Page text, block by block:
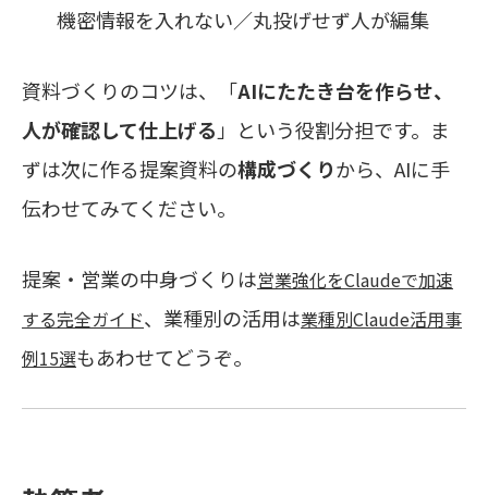
機密情報を入れない／丸投げせず人が編集
資料づくりのコツは、「AIにたたき台を作らせ、
人が確認して仕上げる 」という役割分担です。ま
ずは次に作る提案資料の構成づくりから、AIに手
伝わせてみてください。
提案・営業の中身づくりは営業強化をClaudeで加速
する完全ガイド、業種別の活用は業種別Claude活用事
例15選もあわせてどうぞ。